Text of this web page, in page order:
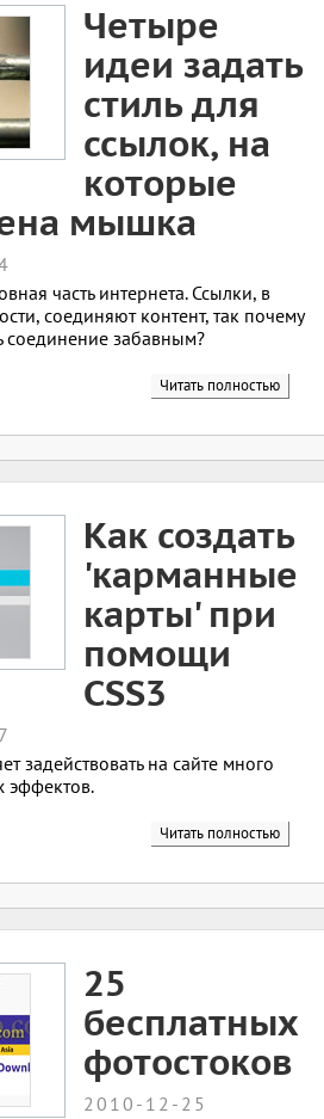
Четыре
идеи задать
стиль для
ссылок, на
которые
мышка
часть интернета. Ссылки, в
соединяют контент, так почему
соединение забавным?
Читать полностью
Как создать
'карманные
карты' при
помощи
CSS3
задействовать на сайте много
эффектов.
Читать полностью
25
бесплатных
фотостоков
2010-12-25